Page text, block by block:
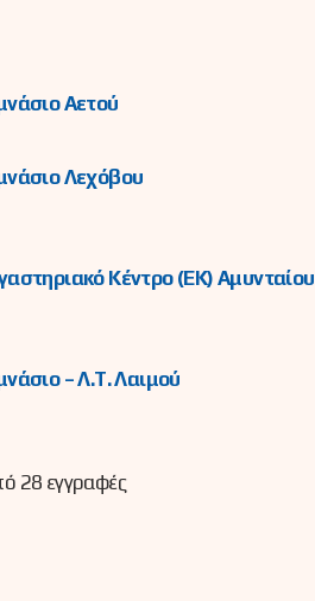
Αετού
Λεχόβου
Κέντρο (ΕΚ) Αμυνταίου
– Λ.Τ. Λαιμού
28 εγγραφές